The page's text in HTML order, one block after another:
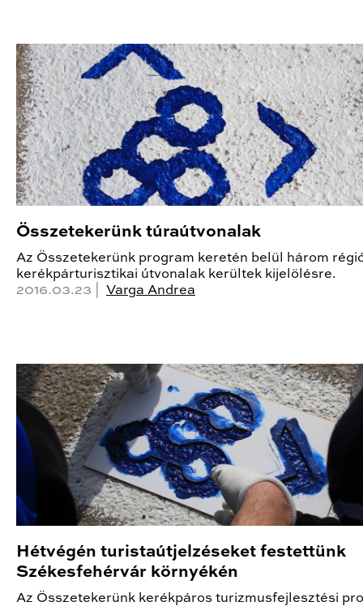
Összetekerünk túraútvonalak
Az Összetekerünk program keretén belül három
kerékpárturisztikai útvonalak kerültek kijelölésre.
2016.03.23 | Varga Andrea
Hétvégén turistaútjelzéseket festettünk
Székesfehérvár környékén
Az Összetekerünk kerékpáros turizmusfejlesztési